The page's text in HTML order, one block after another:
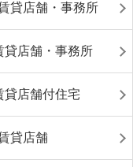
貸店舗・事務所
貸店舗・事務所
貸店舗付住宅
貸店舗